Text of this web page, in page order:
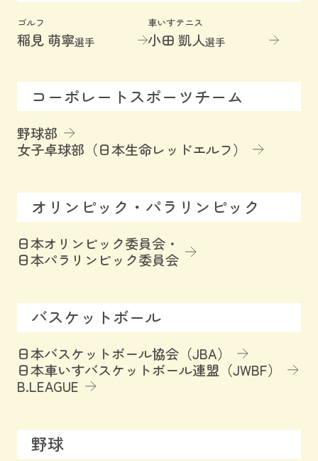
ゴルフ
稲見 萌寧選手
車いすテニス
小田 凱人選手
コーポレートスポーツチーム
野球部
女子卓球部（日本生命レッドエルフ）
オリンピック・パラリンピック
日本オリンピック委員会・
日本パラリンピック委員会
バスケットボール
日本バスケットボール協会（JBA）
日本車いすバスケットボール連盟（JWBF）
B.LEAGUE
野球